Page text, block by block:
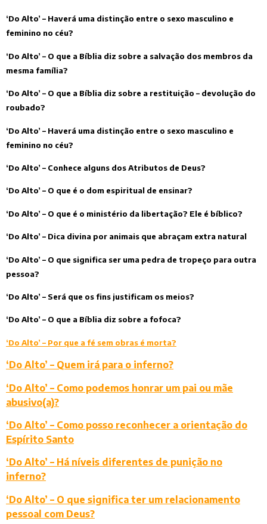
‘Do Alto’ – Haverá uma distinção entre o sexo masculino e
feminino no céu?
‘Do Alto’ – O que a Bíblia diz sobre a salvação dos membros da
mesma família?
‘Do Alto’ – O que a Bíblia diz sobre a restituição – devolução do
roubado?
‘Do Alto’ – Haverá uma distinção entre o sexo masculino e
feminino no céu?
‘Do Alto’ – Conhece alguns dos Atributos de Deus?
‘Do Alto’ – O que é o dom espiritual de ensinar?
‘Do Alto’ – O que é o ministério da libertação? Ele é bíblico?
‘Do Alto’ – Dica divina por animais que abraçam extra natural
‘Do Alto’ – O que significa ser uma pedra de tropeço para outra
pessoa?
‘Do Alto’ – Será que os fins justificam os meios?
‘Do Alto’ – O que a Bíblia diz sobre a fofoca?
‘Do Alto’ – Por que a fé sem obras é morta?
‘Do Alto’ – Quem irá para o inferno?
‘Do Alto’ – Como podemos honrar um pai ou mãe
abusivo(a)?
‘Do Alto’ – Como posso reconhecer a orientação do
Espírito Santo
‘Do Alto’ – Há níveis diferentes de punição no
inferno?
‘Do Alto’ – O que significa ter um relacionamento
pessoal com Deus?